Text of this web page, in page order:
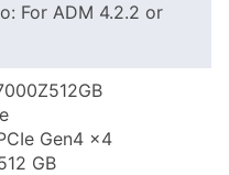
For ADM 4.2.2 or
Gen4 x4
GB